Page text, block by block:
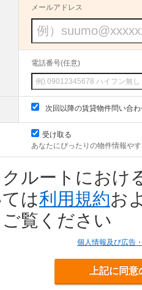
メールアドレス
電話番号(任意)
次回以降の賃貸物件問い合
受け取る
あなたにぴったりの物件情報や
クルートにおけ
は利用規約お
覧ください
個人情報及び広告
上記に同